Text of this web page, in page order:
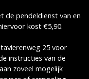
de pendeldienst van en
kost €5,90.
25 voor
instructies van de
zoveel mogelijk